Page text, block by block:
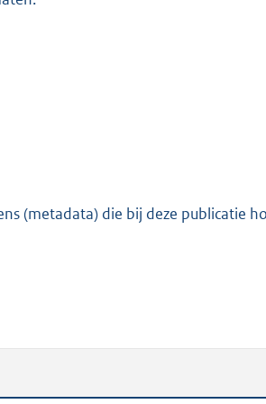
(metadata) die bij deze publicatie